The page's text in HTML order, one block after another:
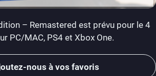
– Remastered est prévu pour le 4
PC/MAC, PS4 et Xbox One.
nous à vos favoris